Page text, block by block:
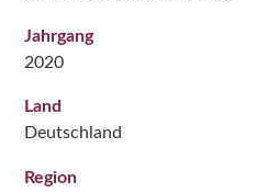
Jahrgang
2020
Land
Deutschland
Region